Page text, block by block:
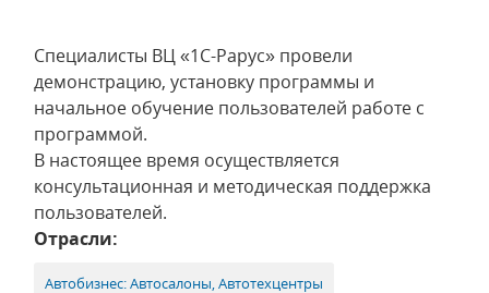
Специалисты ВЦ «1С-Рарус» провели
демонстрацию, установку программы и
начальное обучение пользователей работе с
программой.
В настоящее время осуществляется
консультационная и методическая поддержка
пользователей.
Отрасли:
Автобизнес: Автосалоны, Автотехцентры